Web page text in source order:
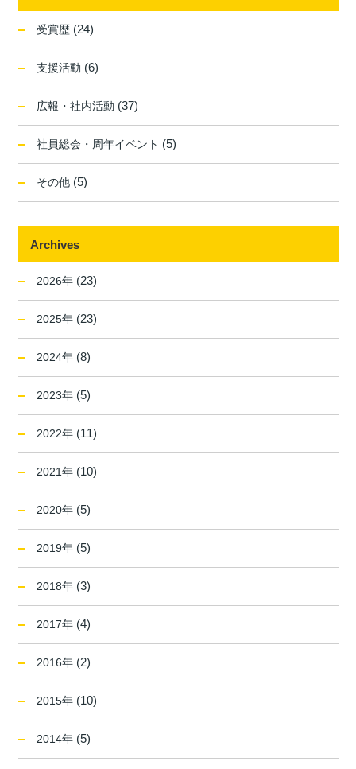
受賞歴 (24)
支援活動 (6)
広報・社内活動 (37)
社員総会・周年イベント (5)
その他 (5)
Archives
2026年 (23)
2025年 (23)
2024年 (8)
2023年 (5)
2022年 (11)
2021年 (10)
2020年 (5)
2019年 (5)
2018年 (3)
2017年 (4)
2016年 (2)
2015年 (10)
2014年 (5)